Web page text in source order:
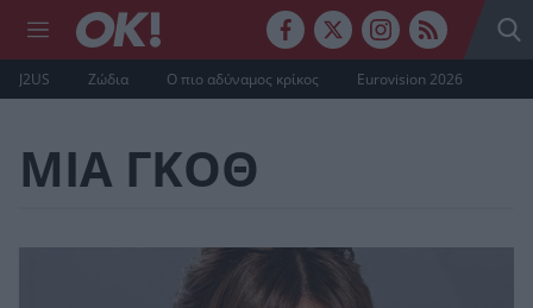
J2US Ζώδια Ο πιο αδύναμος κρίκος Eurovision 2026
ΜΙΑ ΓΚΟΘ